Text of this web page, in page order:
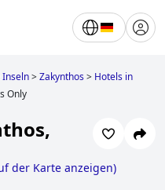
Inseln>Zakynthos> Hotels in
Only
der Karte anzeigen)